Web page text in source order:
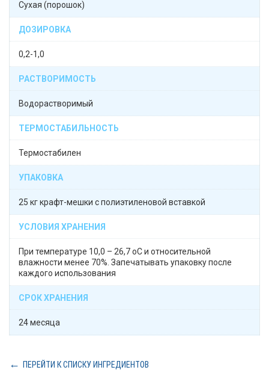
Сухая (порошок)
ДОЗИРОВКА
0,2-1,0
РАСТВОРИМОСТЬ
Водорастворимый
ТЕРМОСТАБИЛЬНОСТЬ
Термостабилен
УПАКОВКА
25 кг крафт-мешки с полиэтиленовой вставкой
УСЛОВИЯ ХРАНЕНИЯ
При температуре 10,0 – 26,7 оС и относительной
влажности менее 70%. Запечатывать упаковку после
каждого использования
СРОК ХРАНЕНИЯ
24 месяца
ПЕРЕЙТИ К СПИСКУ ИНГРЕДИЕНТОВ